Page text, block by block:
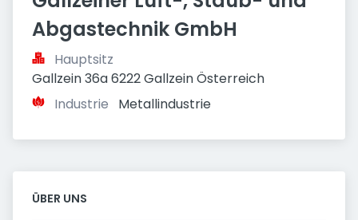
Abgastechnik GmbH
Hauptsitz
Gallzein 36a 6222 Gallzein Österreich
Industrie
Metallindustrie
ÜBER UNS